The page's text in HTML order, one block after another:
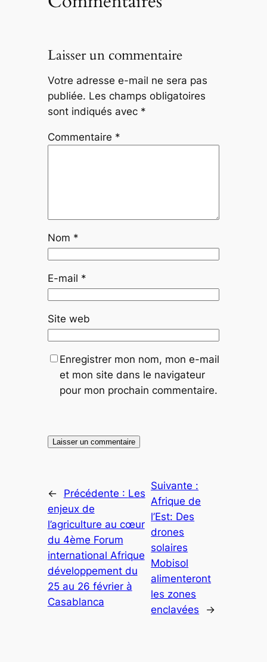
Laisser un commentaire
Votre adresse e-mail ne sera pas
publiée. Les champs obligatoires
sont indiqués avec *
Commentaire *
Nom *
E-mail *
Site web
Enregistrer mon nom, mon e-mail
et mon site dans le navigateur
pour mon prochain commentaire.
← Précédente : Les
enjeux de
l’agriculture au cœur
du 4ème Forum
international Afrique
développement du
25 au 26 février à
Casablanca
Suivante :
Afrique de
l’Est: Des
drones
solaires
Mobisol
alimenteront
les zones
enclavées
→